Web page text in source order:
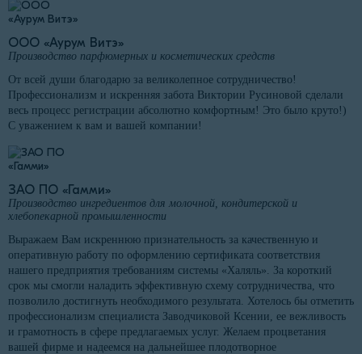
ООО «Аурум Витэ»
Производство парфюмерных и косметических средств
От всей души благодарю за великолепное сотрудничество!
Профессионализм и искренняя забота Виктории Русиновой сделали
весь процесс регистрации абсолютно комфортным! Это было круто!)
С уважением к вам и вашей компании!
ЗАО ПО «Гамми»
Производство ингредиентов для молочной, кондитерской и
хлебопекарной промышленности
Выражаем Вам искреннюю признательность за качественную и
оперативную работу по оформлению сертификата соответствия
нашего предприятия требованиям системы «Халяль». За короткий
срок мы смогли наладить эффективную схему сотрудничества, что
позволило достигнуть необходимого результата. Хотелось бы отметить
профессионализм специалиста Заводчиковой Ксении, ее вежливость
и грамотность в сфере предлагаемых услуг. Желаем процветания
вашей фирме и надеемся на дальнейшее плодотворное